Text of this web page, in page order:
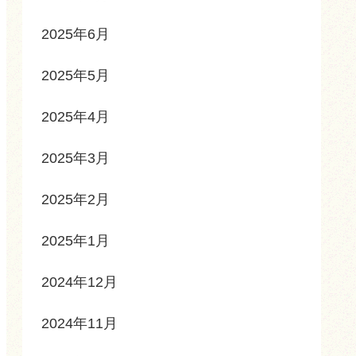
2025年6月
2025年5月
2025年4月
2025年3月
2025年2月
2025年1月
2024年12月
2024年11月